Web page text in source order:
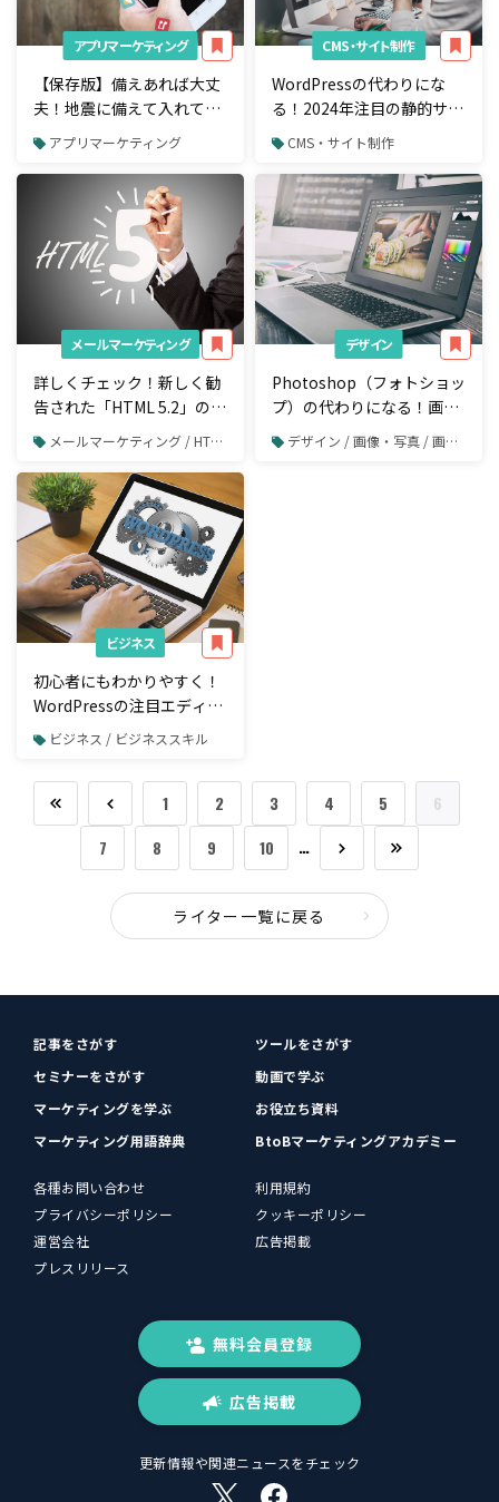
アプリマーケティング
【保存版】備えあれば大丈
夫！地震に備えて入れてお
きたい便利な国産・海外
iPhoneアプリ15選
アプリマーケティング
CMS・サイト制作
WordPressの代わりにな
る！2024年注目の静的サイ
トジェネレーター6選
CMS・サイト制作
メールマーケティング
詳しくチェック！新しく勧
告された「HTML 5.2」の変
更点メールマーケティング / HTMLメール
デザイン
Photoshop（フォトショッ
プ）の代わりになる！画像
編集アプリ・Webサービス
13選
デザイン / 画像・写真 / 画像や写真の加工・編集
ビジネス
初心者にもわかりやすく！
WordPressの注目エディタ
ー「Gutenberg」の基本的
ビジネス / ビジネススキル
1 2 3 4 5
6
7
8 9 10 …
ライター一覧に戻る
記事をさがす
ツールをさがす
セミナーをさがす
動画で学ぶ
マーケティングを学ぶ
お役立ち資料
マーケティング用語辞典
BtoBマーケティングアカデミー
各種お問い合わせ
利用規約
プライバシーポリシー
クッキーポリシー
運営会社
広告掲載
プレスリリース
無料会員登録
広告掲載
更新情報や関連ニュースをチェック